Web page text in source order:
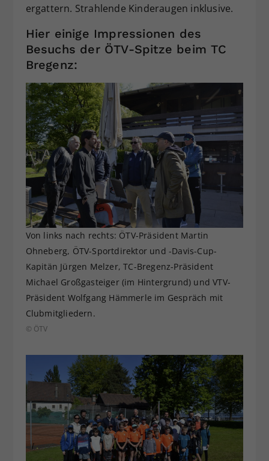
ergattern. Strahlende Kinderaugen inklusive.
Hier einige Impressionen des
Besuchs der ÖTV-Spitze beim TC
Bregenz:
Von links nach rechts: ÖTV-Präsident Martin
Ohneberg, ÖTV-Sportdirektor und -Davis-Cup-
Kapitän Jürgen Melzer, TC-Bregenz-Präsident
Michael Großgasteiger (im Hintergrund) und VTV-
Präsident Wolfgang Hämmerle im Gespräch mit
Clubmitgliedern.
© ÖTV